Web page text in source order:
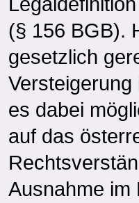
(§ 156 BGB).
gesetzlich
es dabei
auf das
Ausnahme im